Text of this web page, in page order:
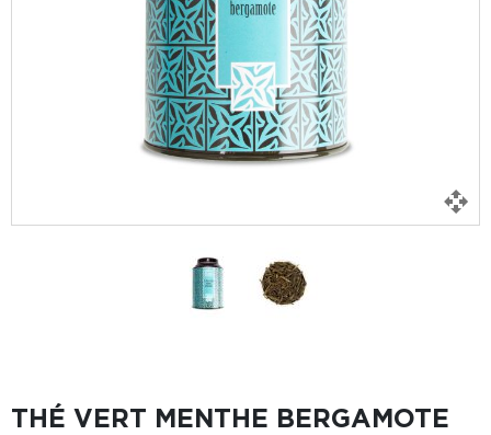
THÉ VERT MENTHE BERGAMOTE